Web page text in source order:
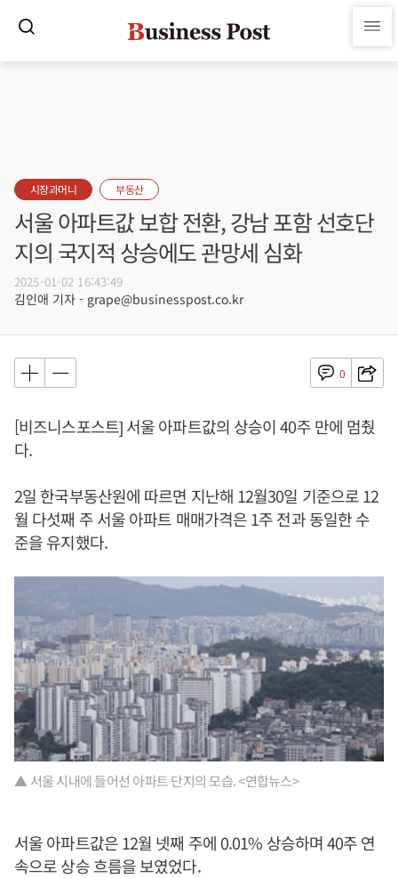
시장과머니 부동산
서울 아파트값 보합 전환, 강남 포함 선호단
지의 국지적 상승에도 관망세 심화
2025-01-02 16:43:49
김인애 기자 - grape@businesspost.co.kr
0
[비즈니스포스트] 서울 아파트값의 상승이 40주 만에 멈췄
다.
2일 한국부동산원에 따르면 지난해 12월30일 기준으로 12
월 다섯째 주 서울 아파트 매매가격은 1주 전과 동일한 수
준을 유지했다.
▲ 서울 시내에 들어선 아파트 단지의 모습. <연합뉴스>
서울 아파트값은 12월 넷째 주에 0.01% 상승하며 40주 연
속으로 상승 흐름을 보였었다.